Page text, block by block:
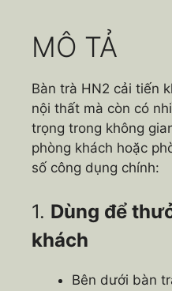
MÔ TẢ
Bàn trà HN2 cải tiến
nội thất mà còn có
trọng trong không
phòng khách hoặc
số công dụng chính:
1. Dùng để
khách
Bên dưới bàn